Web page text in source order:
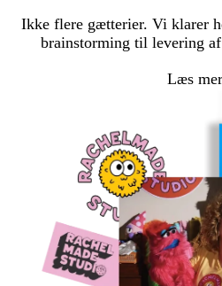
Ikke flere gætterier. Vi klarer
brainstorming til levering
Læs